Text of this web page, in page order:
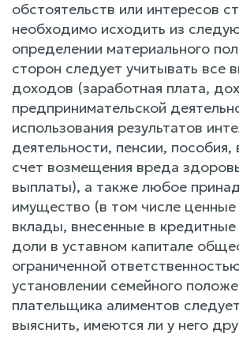
обстоятельств или интересов
необходимо исходить из
определении материального
сторон следует учитывать все
доходов (заработная плата,
предпринимательской
использования результатов
деятельности, пенсии, пособия,
счет возмещения вреда
выплаты), а также любое
имущество (в том числе ценные
вклады, внесенные в кредитные
доли в уставном капитале
ограниченной
установлении семейного
плательщика алиментов
выяснить, имеются ли у него